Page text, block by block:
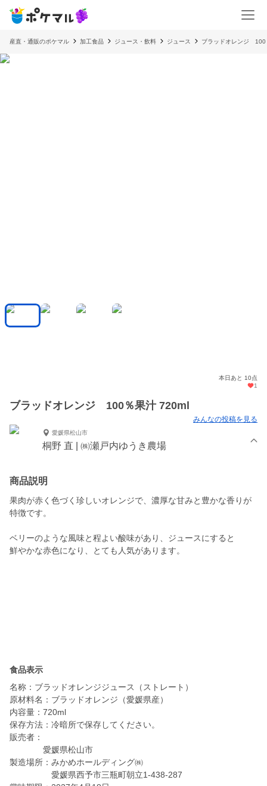
産直・通販のポケマル 加工食品 ジュース・飲料 ジュース ブラッドオレンジ 100
本日あと 10点
1
ブラッドオレンジ 100％果汁 720ml
みんなの投稿を見る
愛媛県松山市
桐野 直 | ㈱瀬戸内ゆうき農場
商品説明
果肉が赤く色づく珍しいオレンジで、濃厚な甘みと豊かな香りが
特徴です。
ベリーのような風味と程よい酸味があり、ジュースにすると
鮮やかな赤色になり、とても人気があります。
食品表示
名称：ブラッドオレンジジュース（ストレート）
原材料名：ブラッドオレンジ（愛媛県産）
内容量：720ml
保存方法：冷暗所で保存してください。
販売者：
愛媛県松山市
製造場所：みかめホールディング㈱
愛媛県西予市三瓶町朝立1-438-287